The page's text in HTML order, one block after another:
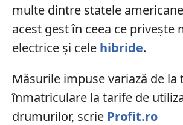
multe dintre statele
acest gest în ceea ce privește
electrice și cele hibride.
Măsurile impuse variază de la
înmatriculare la tarife de
drumurilor, scrie Profit.ro